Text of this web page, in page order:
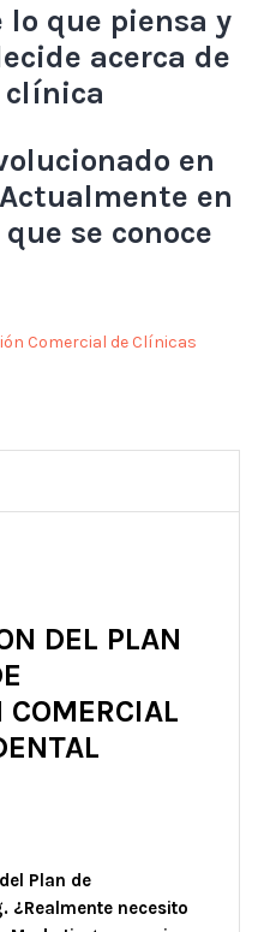
que piensa y
acerca de
clínica
en
en
se conoce
Comercial de Clínicas
DEL PLAN
Plan de
¿Realmente necesito